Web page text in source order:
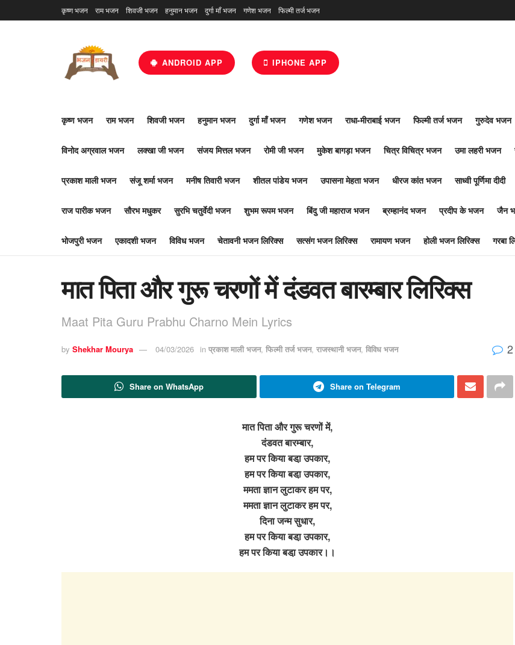
कृष्ण भजन राम भजन शिवजी भजन हनुमान भजन दुर्गा माँ भजन गणेश भजन फिल्मी तर्ज भजन
ANDROID APP IPHONE APP
कृष्ण भजन राम भजन शिवजी भजन हनुमान भजन दुर्गा माँ भजन गणेश भजन राधा-मीराबाई भजन फिल्मी तर्ज भजन गुरुदेव भजन
विनोद अग्रवाल भजन लक्खा जी भजन संजय मित्तल भजन रोमी जी भजन मुकेश बागड़ा भजन चित्र विचित्र भजन उमा लहरी भजन
प्रकाश माली भजन संजू शर्मा भजन मनीष तिवारी भजन शीतल पांडेय भजन उपासना मेहता भजन धीरज कांत भजन साध्वी पूर्णिमा दीदी
राज पारीक भजन सौरभ मधुकर सुरभि चतुर्वेदी भजन शुभम रूपम भजन बिंदु जी महाराज भजन ब्रम्हानंद भजन प्रदीप के भजन जैन
भोजपुरी भजन एकादशी भजन विविध भजन चेतावनी भजन लिरिक्स सत्संग भजन लिरिक्स रामायण भजन होली भजन लिरिक्स गरबा
मात पिता और गुरू चरणों में दंडवत बारम्बार लिरिक्स
Maat Pita Guru Prabhu Charno Mein Lyrics
by Shekhar Mourya 04/03/2026 in प्रकाश माली भजन, फिल्मी तर्ज भजन, राजस्थानी भजन, विविध भजन 2
Share on WhatsApp Share on Telegram
मात पिता और गुरू चरणों में,
दंडवत बारम्बार,
हम पर किया बडा़ उपकार,
हम पर किया बडा़ उपकार,
ममता ज्ञान लुटाकर हम पर,
ममता ज्ञान लुटाकर हम पर,
दिना जन्म सुधार,
हम पर किया बडा़ उपकार,
हम पर किया बडा़ उपकार।।